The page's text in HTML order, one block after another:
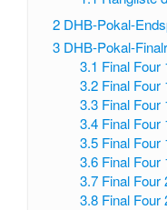
2 DHB-Pokal-
3 DHB-Pokal-
3.1 Final Four
3.2 Final Four
3.3 Final Four
3.4 Final Four
3.5 Final Four
3.6 Final Four
3.7 Final Four
3.8 Final Four